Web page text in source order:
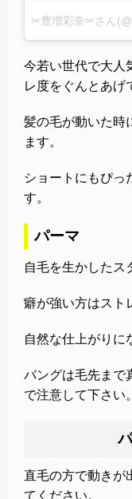
✂︎豊増彩奈✂︎さん
今若い世代で大人
レ度をぐんとあげ
髪の毛が動いた時
ます。
ショートにもぴっ
す。
パーマ
自毛を生かしたス
癖が強い方はスト
自然な仕上がりに
バングは毛先まで
で注意して下さい。
直毛の方で動きが
てください。